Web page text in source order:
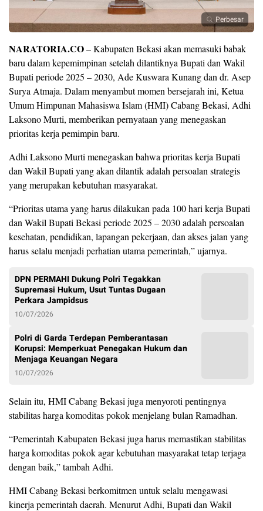
Perbesar
NARATORIA.CO– Kabupaten Bekasi akan memasuki babak
baru dalam kepemimpinan setelah dilantiknya Bupati dan Wakil
Bupati periode 2025 – 2030, Ade Kuswara Kunang dan dr. Asep
Surya Atmaja. Dalam menyambut momen bersejarah ini, Ketua
Umum Himpunan Mahasiswa Islam (HMI) Cabang Bekasi, Adhi
Laksono Murti, memberikan pernyataan yang menegaskan
prioritas kerja pemimpin baru.
Adhi Laksono Murti menegaskan bahwa prioritas kerja Bupati
dan Wakil Bupati yang akan dilantik adalah persoalan strategis
yang merupakan kebutuhan masyarakat.
“Prioritas utama yang harus dilakukan pada 100 hari kerja Bupati
dan Wakil Bupati Bekasi periode 2025 – 2030 adalah persoalan
kesehatan, pendidikan, lapangan pekerjaan, dan akses jalan yang
harus selalu menjadi perhatian utama pemerintah,” ujarnya.
DPN PERMAHI Dukung Polri Tegakkan
Supremasi Hukum, Usut Tuntas Dugaan
Perkara Jampidsus
10/07/2026
Polri di Garda Terdepan Pemberantasan
Korupsi: Memperkuat Penegakan Hukum dan
Menjaga Keuangan Negara
10/07/2026
Selain itu, HMI Cabang Bekasi juga menyoroti pentingnya
stabilitas harga komoditas pokok menjelang bulan Ramadhan.
“Pemerintah Kabupaten Bekasi juga harus memastikan stabilitas
harga komoditas pokok agar kebutuhan masyarakat tetap terjaga
dengan baik,” tambah Adhi.
HMI Cabang Bekasi berkomitmen untuk selalu mengawasi
kinerja pemerintah daerah. Menurut Adhi, Bupati dan Wakil